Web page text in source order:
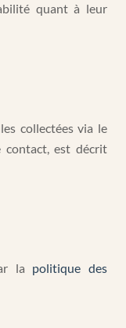
quant à leur
collectées via le
contact, est décrit
la politique des